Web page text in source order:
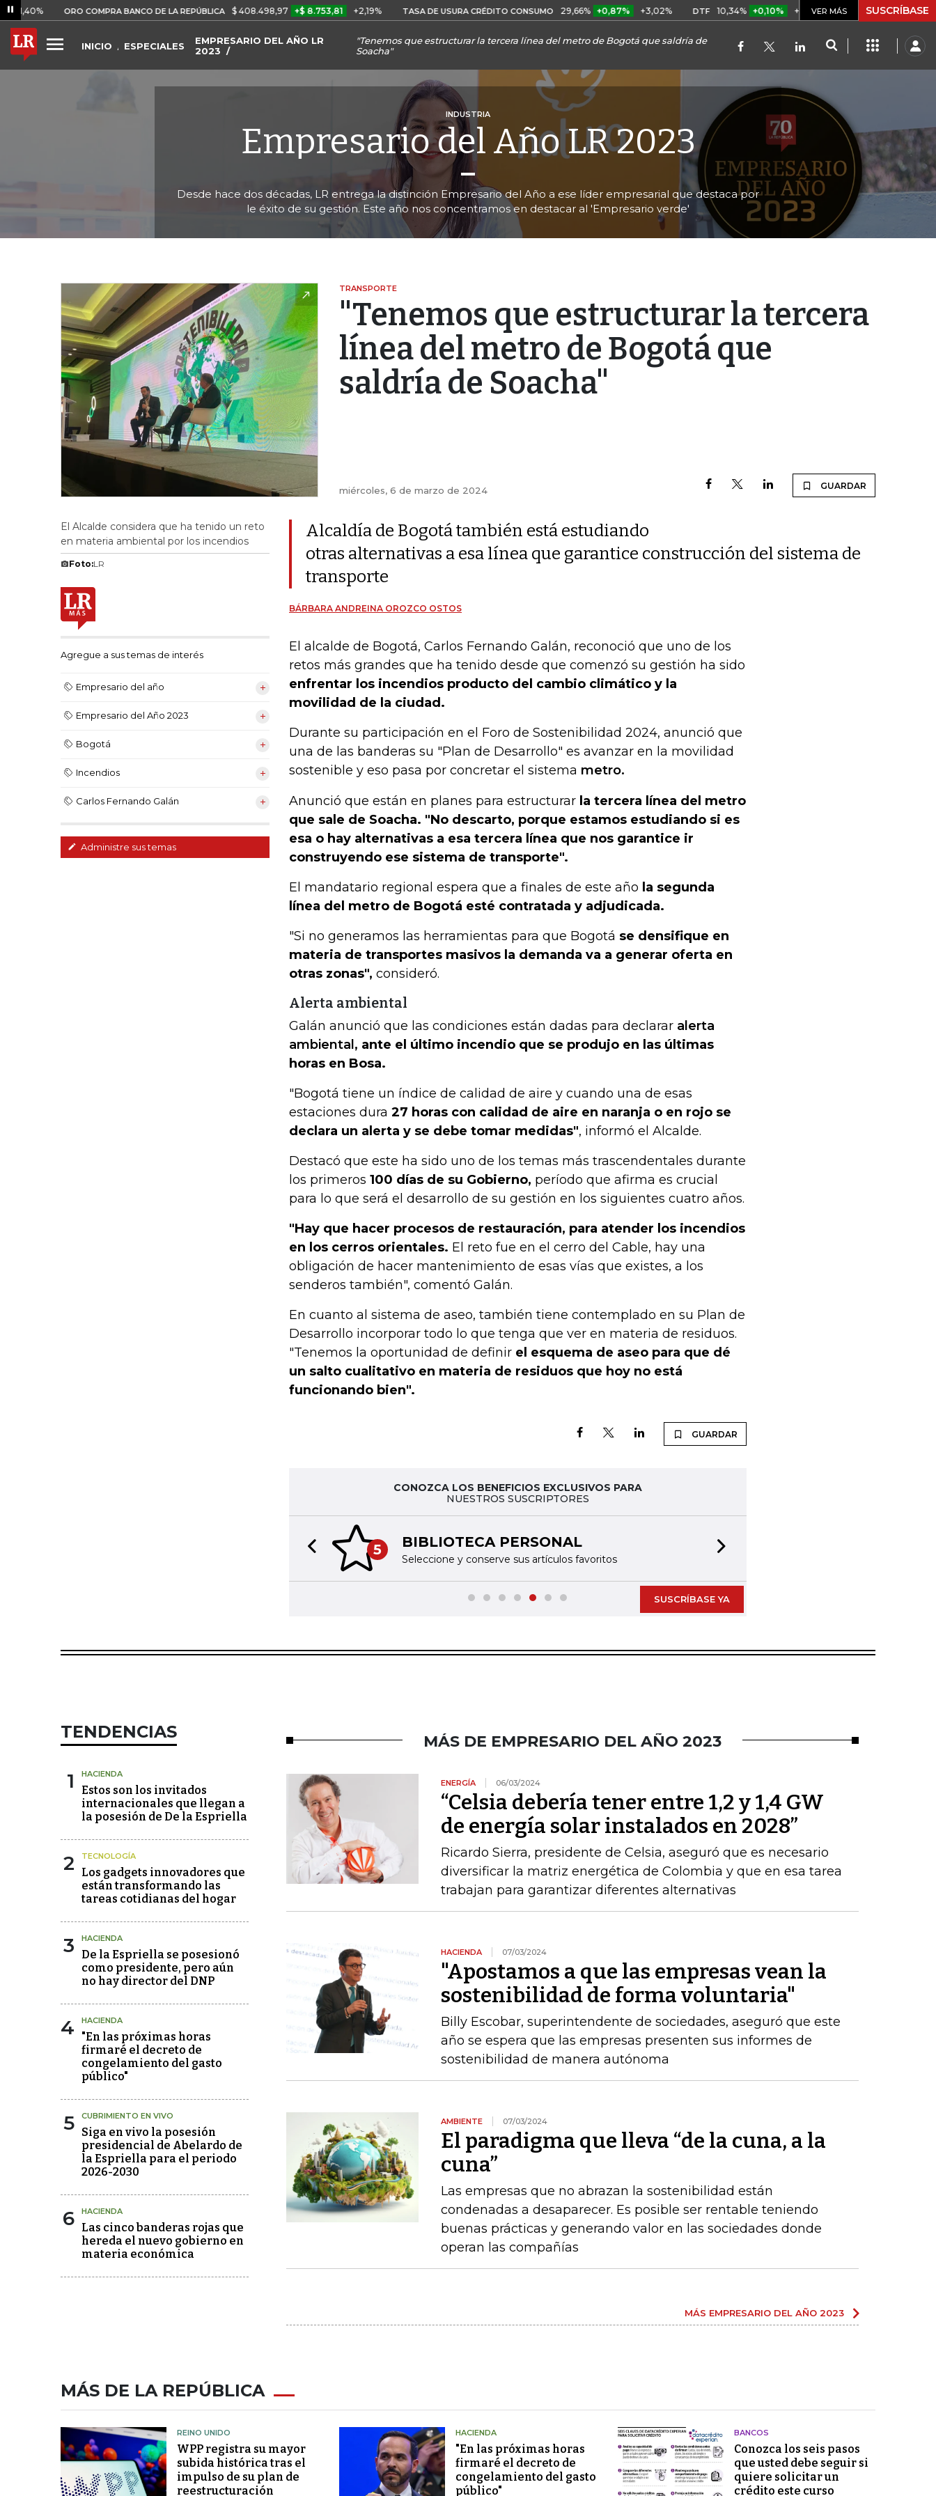
ORO COMPRA BANCO DE LA REPÚBLICA $ 408.498,97 +$ 8.753,81 +2,19% TASA DE USURA CRÉDITO CONSUMO 29,66% +0,87% +3,02% DTF 10,34% +0,10% +0,98% UVR $ 416,91 +$ 0,05
VER MÁS SUSCRÍBASE
INICIO ESPECIALES
EMPRESARIO DEL AÑO LR
2023
"Tenemos que estructurar la tercera línea del metro de Bogotá que saldría de
Soacha"
INDUSTRIA
Empresario del Año LR 2023
Desde hace dos décadas, LR entrega la distinción Empresario del Año a ese líder empresarial que destaca por
le éxito de su gestión. Este año nos concentramos en destacar al 'Empresario verde'
TRANSPORTE
"Tenemos que estructurar la tercera
línea del metro de Bogotá que
saldría de Soacha"
miércoles, 6 de marzo de 2024 GUARDAR
El Alcalde considera que ha tenido un reto
en materia ambiental por los incendios
Foto:LR
Agregue a sus temas de interés
Empresario del año
Empresario del Año 2023
Bogotá
Incendios
Carlos Fernando Galán
Administre sus temas
Alcaldía de Bogotá también está estudiando
otras alternativas a esa línea que garantice construcción del sistema de
transporte
BÁRBARA ANDREINA OROZCO OSTOS
El alcalde de Bogotá, Carlos Fernando Galán, reconoció que uno de los
retos más grandes que ha tenido desde que comenzó su gestión ha sido
enfrentar los incendios producto del cambio climático y la
movilidad de la ciudad.
Durante su participación en el Foro de Sostenibilidad 2024, anunció que
una de las banderas su "Plan de Desarrollo" es avanzar en la movilidad
sostenible y eso pasa por concretar el sistema metro.
Anunció que están en planes para estructurar la tercera línea del metro
que sale de Soacha. "No descarto, porque estamos estudiando si es
esa o hay alternativas a esa tercera línea que nos garantice ir
construyendo ese sistema de transporte".
El mandatario regional espera que a finales de este año la segunda
línea del metro de Bogotá esté contratada y adjudicada.
"Si no generamos las herramientas para que Bogotá se densifique en
materia de transportes masivos la demanda va a generar oferta en
otras zonas", consideró.
Alerta ambiental
Galán anunció que las condiciones están dadas para declarar alerta
ambiental, ante el último incendio que se produjo en las últimas
horas en Bosa.
"Bogotá tiene un índice de calidad de aire y cuando una de esas
estaciones dura 27 horas con calidad de aire en naranja o en rojo se
declara un alerta y se debe tomar medidas", informó el Alcalde.
Destacó que este ha sido uno de los temas más trascendentales durante
los primeros 100 días de su Gobierno, período que afirma es crucial
para lo que será el desarrollo de su gestión en los siguientes cuatro años.
"Hay que hacer procesos de restauración, para atender los incendios
en los cerros orientales. El reto fue en el cerro del Cable, hay una
obligación de hacer mantenimiento de esas vías que existes, a los
senderos también", comentó Galán.
En cuanto al sistema de aseo, también tiene contemplado en su Plan de
Desarrollo incorporar todo lo que tenga que ver en materia de residuos.
"Tenemos la oportunidad de definir el esquema de aseo para que dé
un salto cualitativo en materia de residuos que hoy no está
funcionando bien".
GUARDAR
CONOZCA LOS BENEFICIOS EXCLUSIVOS PARA
NUESTROS SUSCRIPTORES
5 BIBLIOTECA PERSONAL
Seleccione y conserve sus artículos favoritos
Previous slide
SUSCRÍBASE YA
TENDENCIAS
1 HACIENDA
Estos son los invitados
internacionales que llegan a
la posesión de De la Espriella
2 TECNOLOGÍA
Los gadgets innovadores que
están transformando las
tareas cotidianas del hogar
3 HACIENDA
De la Espriella se posesionó
como presidente, pero aún
no hay director del DNP
4 HACIENDA
"En las próximas horas
firmaré el decreto de
congelamiento del gasto
público"
5 CUBRIMIENTO EN VIVO
Siga en vivo la posesión
presidencial de Abelardo de
la Espriella para el periodo
2026-2030
6 HACIENDA
Las cinco banderas rojas que
hereda el nuevo gobierno en
materia económica
MÁS DE EMPRESARIO DEL AÑO 2023
ENERGÍA 06/03/2024
“Celsia debería tener entre 1,2 y 1,4 GW
de energía solar instalados en 2028”
Ricardo Sierra, presidente de Celsia, aseguró que es necesario
diversificar la matriz energética de Colombia y que en esa tarea
trabajan para garantizar diferentes alternativas
HACIENDA 07/03/2024
"Apostamos a que las empresas vean la
sostenibilidad de forma voluntaria"
Billy Escobar, superintendente de sociedades, aseguró que este
año se espera que las empresas presenten sus informes de
sostenibilidad de manera autónoma
AMBIENTE 07/03/2024
El paradigma que lleva “de la cuna, a la
cuna”
Las empresas que no abrazan la sostenibilidad están
condenadas a desaparecer. Es posible ser rentable teniendo
buenas prácticas y generando valor en las sociedades donde
operan las compañías
MÁS EMPRESARIO DEL AÑO 2023
MÁS DE LA REPÚBLICA
REINO UNIDO
WPP registra su mayor
subida histórica tras el
impulso de su plan de
reestructuración
HACIENDA
"En las próximas horas
firmaré el decreto de
congelamiento del gasto
público"
BANCOS
Conozca los seis pasos
que usted debe seguir si
quiere solicitar un
crédito este curso